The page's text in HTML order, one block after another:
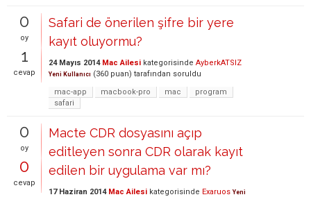
0
oy
1
cevap
Safari de önerilen şifre bir yere
kayıt oluyormu?
24 Mayıs 2014 Mac Ailesi kategorisinde AyberkATSIZ
Yeni Kullanıcı (360 puan) tarafından soruldu
mac-app
macbook-pro mac
program
safari
0
oy
0
cevap
Macte CDR dosyasını açıp
editleyen sonra CDR olarak kayıt
edilen bir uygulama var mı?
17 Haziran 2014 Mac Ailesi kategorisinde Exaruos Yeni